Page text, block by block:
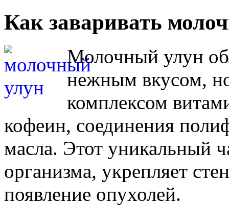
Как заваривать
Молочный улун
нежным вкусом,
комплексом
кофеин, соединения
масла. Этот уникальный
организма, укрепляет
появление опухолей.